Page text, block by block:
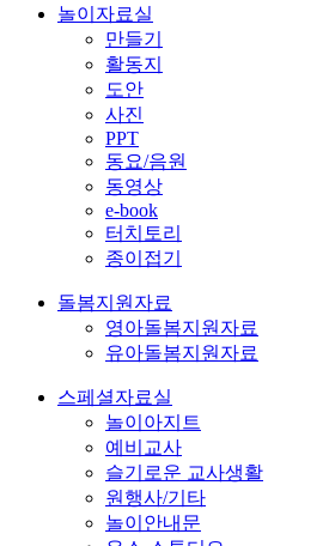
놀이자료실
만들기
활동지
도안
사진
PPT
동요/음원
동영상
e-book
터치토리
종이접기
돌봄지원자료
영아돌봄지원자료
유아돌봄지원자료
스페셜자료실
놀이아지트
예비교사
슬기로운 교사생활
원행사/기타
놀이안내문